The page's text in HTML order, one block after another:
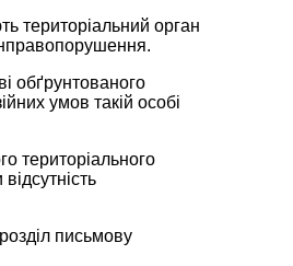
територіальний орган
обґрунтованого
умов такій особі
територіального
письмову